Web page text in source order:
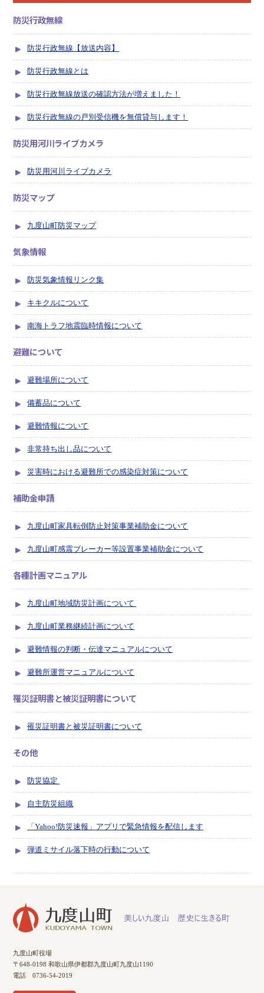
防災行政無線
防災行政無線【放送内容】
防災行政無線とは
防災行政無線放送の確認方法が増えました！
防災行政無線の戸別受信機を無償貸与します！
防災用河川ライブカメラ
防災用河川ライブカメラ
防災マップ
九度山町防災マップ
気象情報
防災気象情報リンク集
キキクルについて
南海トラフ地震臨時情報について
避難について
避難場所について
備蓄品につ­いて
避難情報について
非常持ち出し品について
災害時における避難所での感染症対策について
補助金申請
九度山町家具転倒防止対策事業補助金について
九度山町感震ブレーカー等設置事業補助金について
各種計画マニュアル
九度山町地域防災計画について
九度山町業務継続計画について
避難情報の判断・伝達マニュアルについて
避難所運営マニュアルについて
罹災証明書と被災証明書について
罹災証明書と被災証明書について
その他
防災協定
自主防災組織
「Yahoo!防災速報」アプリで緊急情報を配信します
弾道ミサイル落下時の行動について
九度山町役場
〒648-0198 和歌山県伊都郡九度山町九度山1190
電話 0736-54-2019